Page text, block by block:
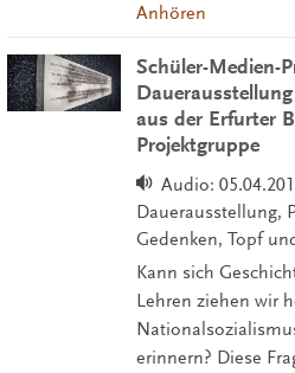
Anhören
Schüler-Medien-
aus der Erfurter
Projektgruppe
Audio:
Dauerausstellung,
Gedenken, Topf
Kann sich
Lehren ziehen wir
erinnern? Diese